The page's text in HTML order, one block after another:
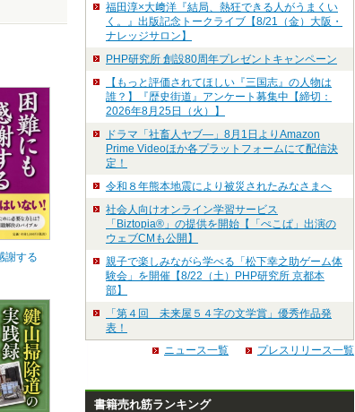
謝する
福田淳×大﨑洋『結局、熱狂できる人がうまくい
く。』出版記念トークライブ【8/21（金）大阪・
ナレッジサロン】
PHP研究所 創設80周年プレゼントキャンペーン
【もっと評価されてほしい『三国志』の人物は
誰？】『歴史街道』アンケート募集中【締切：
2026年8月25日（火）】
ドラマ「社畜人ヤブ―」8月1日よりAmazon
Prime Videoほか各プラットフォームにて配信決
定！
令和８年熊本地震により被災されたみなさまへ
社会人向けオンライン学習サービス
「Biztopia®」の提供を開始【「ぺこぱ」出演の
ウェブCMも公開】
親子で楽しみながら学べる「松下幸之助ゲーム体
験会」を開催【8/22（土）PHP研究所 京都本
部】
「第４回 未来屋５４字の文学賞」優秀作品発
表！
ニュース一覧
プレスリリース一覧
書籍売れ筋ランキング